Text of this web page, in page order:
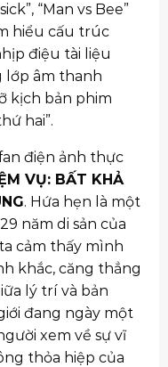
“Man vs Bee”
hiểu cấu trúc
điệu tài liệu
lớp âm thanh
kịch bản phim
hai”.
điện ảnh thực
VỤ: BẤT KHẢ
. Hứa hẹn là một
năm di sản của
cảm thấy mình
khắc, căng thẳng
lý trí và bản
đang ngày một
xem về sự vĩ
thỏa hiệp của